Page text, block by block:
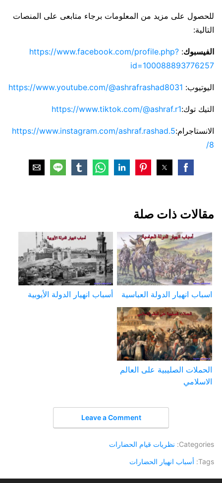
للحصول على مزيد من المعلومات برجاء متابعى على المنصات
التالية:
الفيسبوك:
https://www.facebook.com/profile.php?
id=100088893776257
اليوتيوب: https://www.youtube.com/@ashrafrashad8031
التيك توك:https://www.tiktok.com/@ashraf.r1
الانستاجرام:https://www.instagram.com/ashraf.rashad.5
8/
مقالات ذات صلة
اسباب انهيار الدولة العباسية أسباب انهيار الدولة الأيوبية
الحملات الصليبية على العالم
الاسلامي
Leave a Comment
Categories: نظريات قيام الحضارات
Tags: أسباب انهيار الحضارات